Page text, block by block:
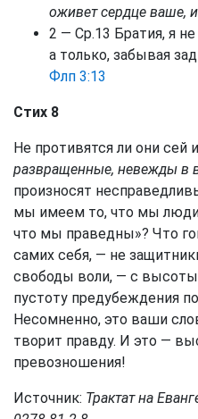
оживет сердце ваше,
2 — Ср.13 Братия, я
а только, забывая
Флп 3:13
Стих 8
Не противятся ли они сей
развращенные, невежды в
произносят
мы имеем то, что мы
что мы праведны»? Что
самих себя, — не
свободы воли, — с
пустоту предубеждения
Несомненно, это ваши
творит правду. И это —
превозношения!
Источник: Трактат на